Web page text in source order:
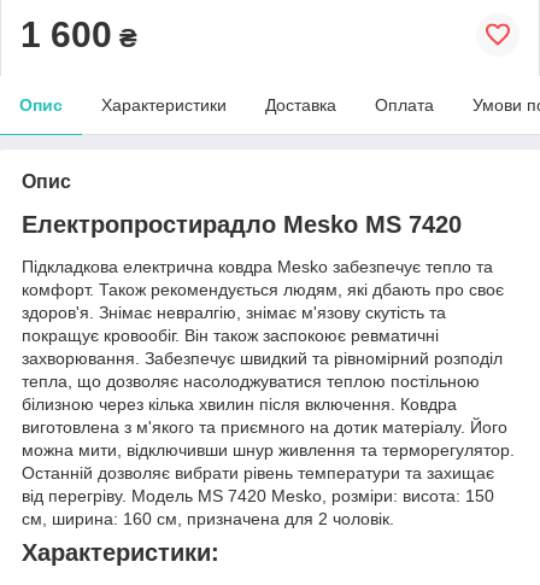
1 600 ₴
Опис Характеристики Доставка Оплата Умови
Опис
Електропростирадло Mesko MS 7420
Підкладкова електрична ковдра Mesko забезпечує тепло та
комфорт. Також рекомендується людям, які дбають про своє
здоров'я. Знімає невралгію, знімає м'язову скутість та
покращує кровообіг. Він також заспокоює ревматичні
захворювання. Забезпечує швидкий та рівномірний розподіл
тепла, що дозволяє насолоджуватися теплою постільною
білизною через кілька хвилин після включення. Ковдра
виготовлена з м'якого та приємного на дотик матеріалу. Його
можна мити, відключивши шнур живлення та терморегулятор.
Останній дозволяє вибрати рівень температури та захищає
від перегріву. Модель MS 7420 Mesko, розміри: висота: 150
см, ширина: 160 см, призначена для 2 чоловік.
Характеристики: